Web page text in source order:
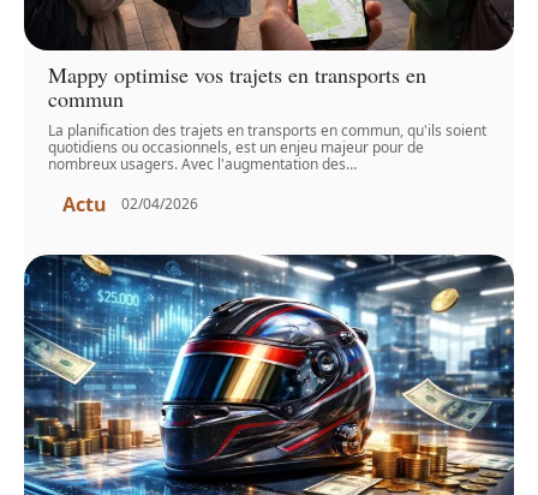
Mappy optimise vos trajets en transports en
commun
La planification des trajets en transports en commun, qu'ils soient
quotidiens ou occasionnels, est un enjeu majeur pour de
nombreux usagers. Avec l'augmentation des…
Actu 02/04/2026